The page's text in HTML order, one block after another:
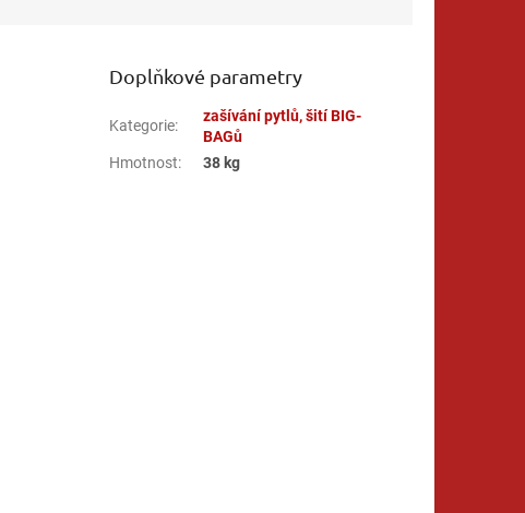
Doplňkové parametry
Kategorie:
zašívání pytlů, šití BIG-
BAGů
Hmotnost: 38 kg